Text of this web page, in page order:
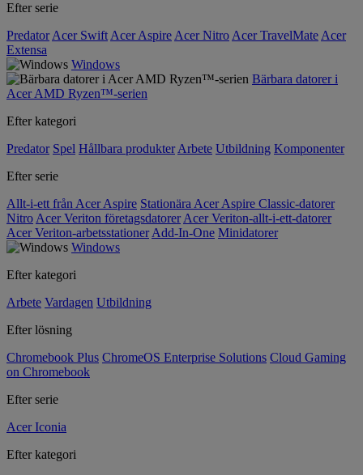
Efter serie
Predator Acer Swift Acer Aspire Acer Nitro Acer TravelMate Acer
Extensa
Windows
Bärbara datorer i
Acer AMD Ryzen™-serien
Efter kategori
Predator Spel Hållbara produkter Arbete Utbildning Komponenter
Efter serie
Allt-i-ett från Acer Aspire Stationära Acer Aspire Classic-datorer
Nitro Acer Veriton företagsdatorer Acer Veriton-allt-i-ett-datorer
Acer Veriton-arbetsstationer Add-In-One Minidatorer
Windows
Efter kategori
Arbete Vardagen Utbildning
Efter lösning
Chromebook Plus ChromeOS Enterprise Solutions Cloud Gaming
on Chromebook
Efter serie
Acer Iconia
Efter kategori